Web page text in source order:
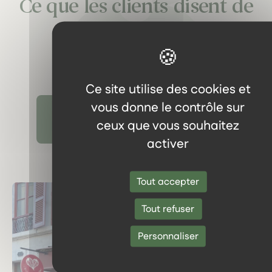
Ce site utilise des cookies et
vous donne le contrôle sur
ceux que vous souhaitez
activer
Tout accepter
Tout refuser
Personnaliser
Ce que les clients disent de
nous
Découvrir tous les témoignages